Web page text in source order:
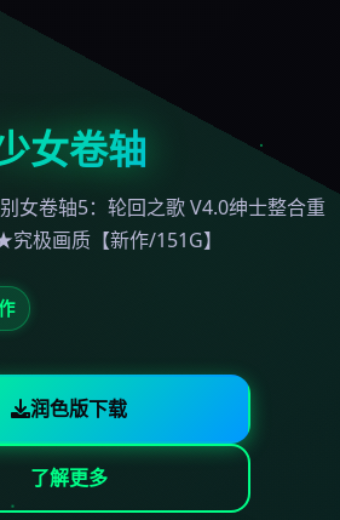
女卷轴
女卷轴5：轮回之歌 V4.0绅士整合重
极画质【新作/151G】
润色版下载
了解更多